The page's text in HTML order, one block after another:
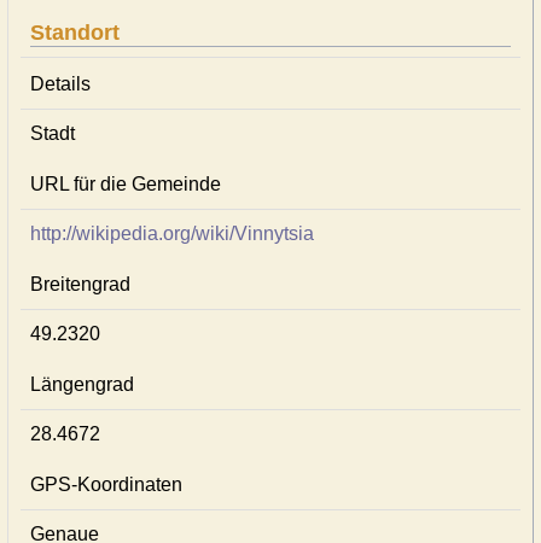
Standort
Details
Stadt
URL für die Gemeinde
http://wikipedia.org/wiki/Vinnytsia
Breitengrad
49.2320
Längengrad
28.4672
GPS-Koordinaten
Genaue